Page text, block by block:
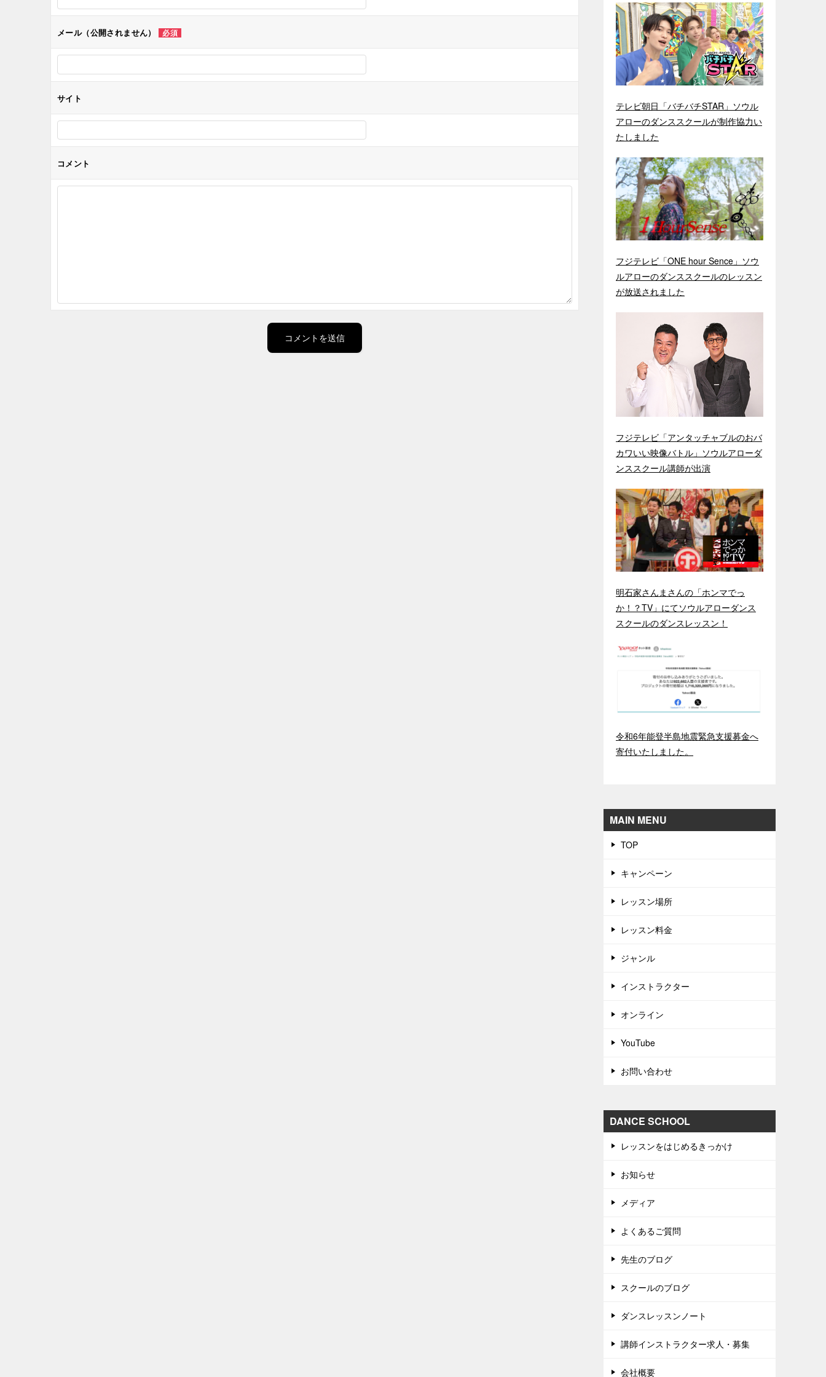
ン
メール（公開されません） 必須
サイト
コメント
テレビ朝日「バチバチSTAR」ソウル
アローのダンススクールが制作協力い
たしました
フジテレビ「ONE hour Sence」ソウ
ルアローのダンススクールのレッスン
が放送されました
フジテレビ「アンタッチャブルのおバ
カワいい映像バトル」ソウルアローダ
ンススクール講師が出演
明石家さんまさんの「ホンマでっ
か！？TV」にてソウルアローダンス
スクールのダンスレッスン！
令和6年能登半島地震緊急支援募金へ
寄付いたしました。
MAIN MENU
TOP
キャンペーン
レッスン場所
レッスン料金
ジャンル
インストラクター
オンライン
YouTube
お問い合わせ
DANCE SCHOOL
レッスンをはじめるきっかけ
お知らせ
メディア
よくあるご質問
先生のブログ
スクールのブログ
ダンスレッスンノート
講師インストラクター求人・募集
会社概要